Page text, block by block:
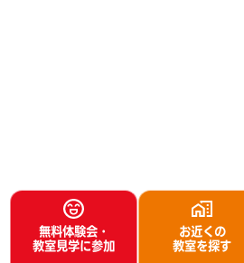
無料体験会・
教室見学に参加
お近くの
教室を探す